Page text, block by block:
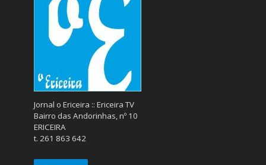
Jornal o Ericeira :: Ericeira TV
Bairro das Andorinhas, nº 10
ERICEIRA
t. 261 863 642